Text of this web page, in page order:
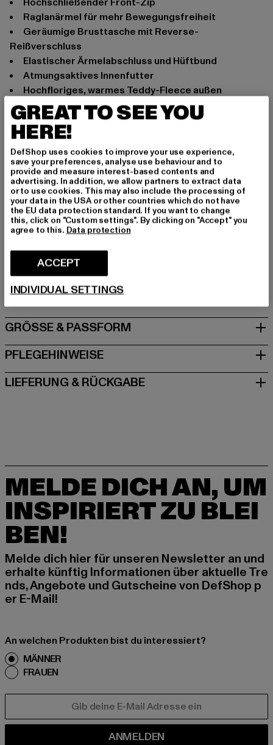
Raglanärmel für mehr Bewegungsfreiheit
Geräumige Brusttasche mit Reverse-
Reißverschluss
Elastischer Ärmelabschluss und Hüftbund
Atmungsaktives Innenfutter
Hochfloriges, warmes Teddy-Fleece außen
Bequeme Passform
Anlass: Alltag
Ausschnitt: Kapuze
Ärmelart: Langarm
Marke: Brandit
Kat.: Hoodies
Farbe: grau
Hersteller Farbe: anthracite
Materialzusammensetzung: 100% Polyester
Hersteller: Brandit Textil GmbH |
Spichernstraße 6a | 50672 Köln | DE
GRÖSSE & PASSFORM
PFLEGEHINWEISE
LIEFERUNG & RÜCKGABE
MELDE DICH AN, UM
INSPIRIERT ZU BLEI
BEN!
Melde dich hier für unseren Newsletter an und
erhalte künftig Informationen über aktuelle Tre
nds, Angebote und Gutscheine von DefShop p
er E-Mail!
An welchen Produkten bist du interessiert?
MÄNNER
FRAUEN
ANMELDEN
GREAT TO SEE YOU
HERE!
DefShop uses cookies to improve your use experience,
save your preferences, analyse use behaviour and to
provide and measure interest-based contents and
advertising. In addition, we allow partners to extract data
or to use cookies. This may also include the processing of
your data in the USA or other countries which do not have
the EU data protection standard. If you want to change
this, click on "Custom settings". By clicking on "Accept" you
agree to this. Data protection
ACCEPT
INDIVIDUAL SETTINGS